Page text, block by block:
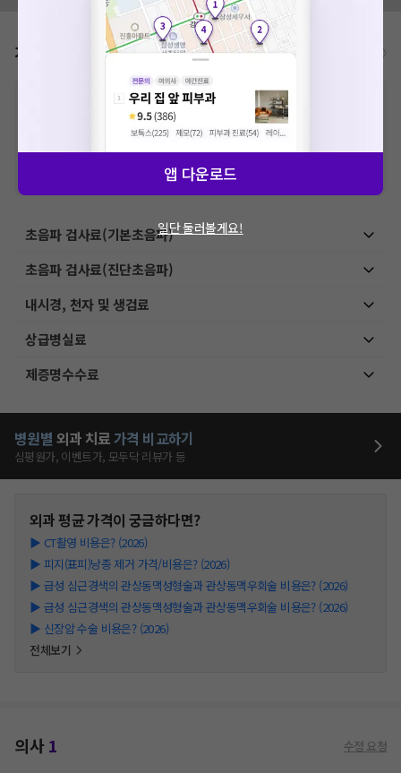
가격표 비급여/급여 진료란?
비급여 항목의 경우,추가비용 등으로 실제 가격과 상이할 수 있으니, 정확
한 가격은 해당 의료기관에 직접 문의해주세요.
건강보험심사평가원에 고지되어 있는 급여 진료 기준 가
VAT 포함
초음파 검사료(기본초음파)
초음파 검사료(진단초음파)
내시경, 천자 및 생검료
상급병실료
제증명수수료
병원별 외과 치료가격 비교하기
심평원가, 이벤트가, 모두닥 리뷰가 등
외과평균 가격이 궁금하다면?
▶ CT촬영 비용은? (2026)
▶ 피지(표피)낭종 제거 가격/비용은? (2026)
▶ 급성 심근경색의 관상동맥성형술과 관상동맥우회술 비용은? (2026)
▶ 급성 심근경색의 관상동맥성형술과 관상동맥우회술 비용은? (2026)
▶ 신장암 수술 비용은? (2026)
전체보기
의사1 수정 요청
앱 다운로드
일단 둘러볼게요!